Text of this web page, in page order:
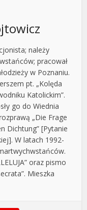
należy
pracował
w Poznaniu.
pt. „Kolęda
Katolickim”.
go do Wiednia
„Die Frage
Dichtung” [Pytanie
W latach 1992-
oraz pismo
Mieszka